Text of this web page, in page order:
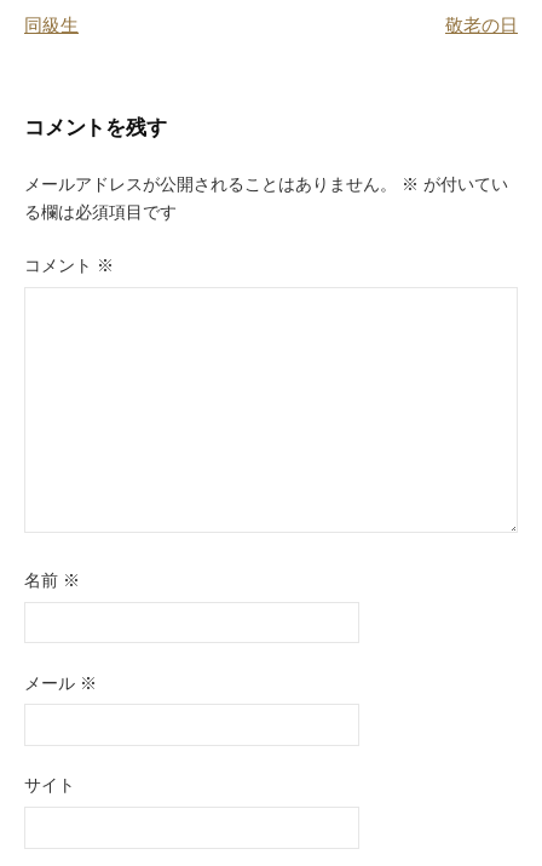
k
稿
ビ
ゲ
ー
シ
同級生 敬老の日
コメントを残す
メールアドレスが公開されることはありません。 ※ が付いてい
る欄は必須項目です
コメント ※
名前 ※
メール ※
サイト